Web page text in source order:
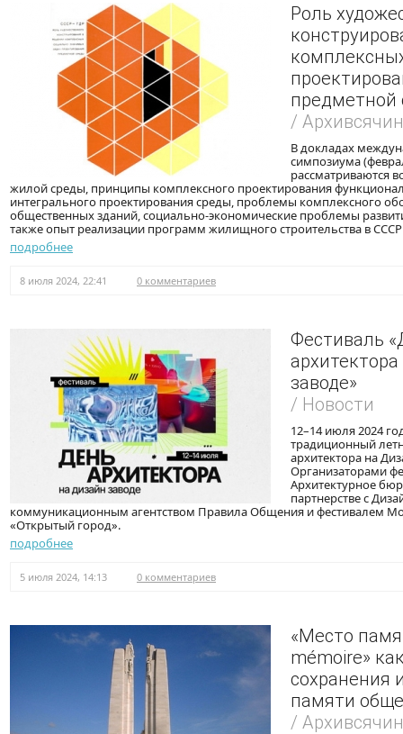
Роль
предметной
/
В докладах
симпозиума
рассматриваются
жилой среды, принципы комплексного проектирования
интегрального проектирования среды, проблемы комплексного
общественных зданий, социально-экономические проблемы
также опыт реализации программ жилищного строительства в СССР
подробнее
8 июля 2024, 22:41 0 комментариев
Фестиваль
заводе»
/ Новости
12–14 июля 2024
традиционный
архитектора на
Организаторами
Архитектурное
партнерстве с
коммуникационным агентством Правила Общения и фестивалем
«Открытый город».
подробнее
5 июля 2024, 14:13 0 комментариев
«Место
mémoire»
сохранения
памяти
/